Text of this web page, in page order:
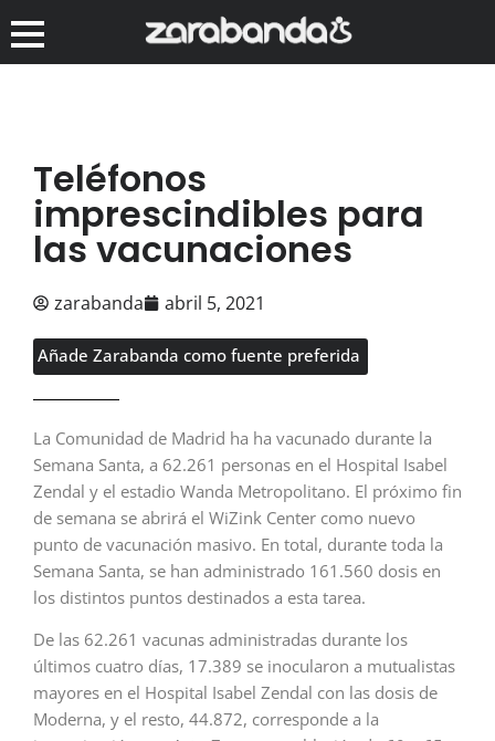
Teléfonos
imprescindibles para
las vacunaciones
zarabanda abril 5, 2021
Añade Zarabanda como fuente preferida
La Comunidad de Madrid ha ha vacunado durante la
Semana Santa, a 62.261 personas en el Hospital Isabel
Zendal y el estadio Wanda Metropolitano. El próximo fin
de semana se abrirá el WiZink Center como nuevo
punto de vacunación masivo. En total, durante toda la
Semana Santa, se han administrado 161.560 dosis en
los distintos puntos destinados a esta tarea.
De las 62.261 vacunas administradas durante los
últimos cuatro días, 17.389 se inocularon a mutualistas
mayores en el Hospital Isabel Zendal con las dosis de
Moderna, y el resto, 44.872, corresponde a la